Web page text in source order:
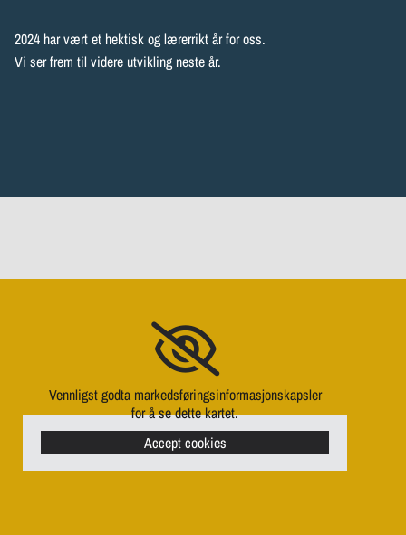
2024 har vært et hektisk og lærerrikt år for oss.
Vi ser frem til videre utvikling neste år.
Vennligst godta markedsføringsinformasjonskapsler
for å se dette kartet.
Accept cookies